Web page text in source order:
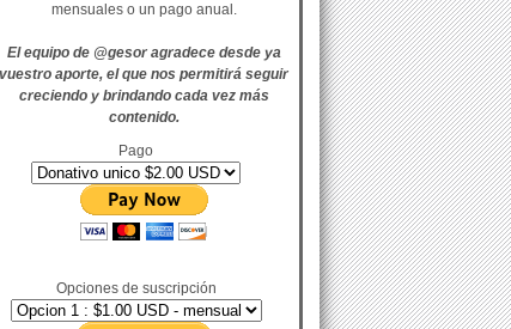
mensuales o un pago anual.
El equipo de @gesor agradece desde ya
vuestro aporte, el que nos permitirá seguir
creciendo y brindando cada vez más
contenido.
Pago
Opciones de suscripción